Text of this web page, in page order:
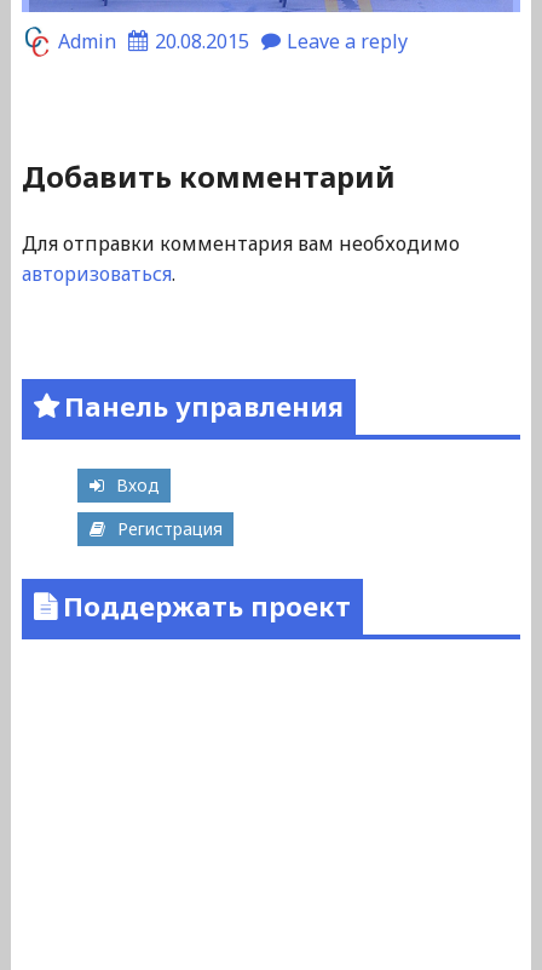
Admin 20.08.2015 Leave a reply
Добавить комментарий
Для отправки комментария вам необходимо
авторизоваться.
Панель управления
Вход
Регистрация
Поддержать проект